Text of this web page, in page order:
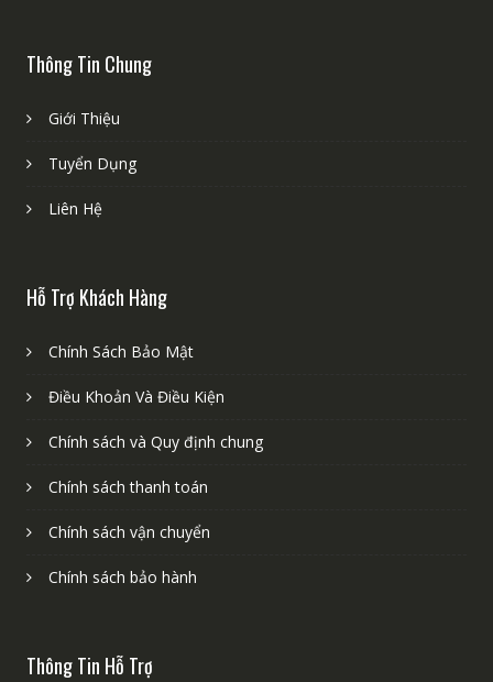
Thông Tin Chung
Giới Thiệu
Tuyển Dụng
Liên Hệ
Hỗ Trợ Khách Hàng
Chính Sách Bảo Mật
Điều Khoản Và Điều Kiện
Chính sách và Quy định chung
Chính sách thanh toán
Chính sách vận chuyển
Chính sách bảo hành
Thông Tin Hỗ Trợ